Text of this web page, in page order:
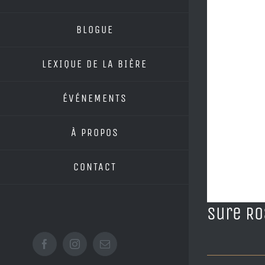
BLOGUE
LEXIQUE DE LA BIÈRE
ÉVÉNEMENTS
À PROPOS
CONTACT
FacebookInstagramEmail
Sure